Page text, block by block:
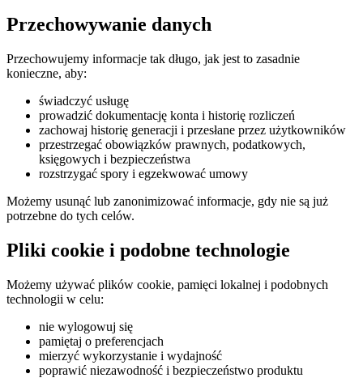
Przechowywanie danych
Przechowujemy informacje tak długo, jak jest to zasadnie
konieczne, aby:
świadczyć usługę
prowadzić dokumentację konta i historię rozliczeń
zachowaj historię generacji i przesłane przez użytkowników
przestrzegać obowiązków prawnych, podatkowych,
księgowych i bezpieczeństwa
rozstrzygać spory i egzekwować umowy
Możemy usunąć lub zanonimizować informacje, gdy nie są już
potrzebne do tych celów.
Pliki cookie i podobne technologie
Możemy używać plików cookie, pamięci lokalnej i podobnych
technologii w celu:
nie wylogowuj się
pamiętaj o preferencjach
mierzyć wykorzystanie i wydajność
poprawić niezawodność i bezpieczeństwo produktu